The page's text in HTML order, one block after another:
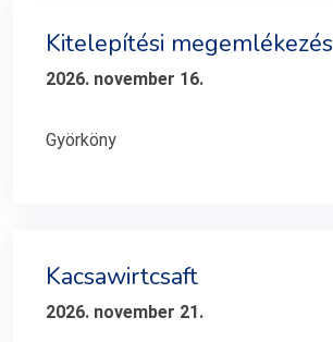
Kitelepítési megemlékezés
2026. november 16.
Györköny
Kacsawirtcsaft
2026. november 21.